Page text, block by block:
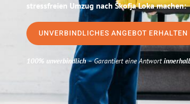
stressfreien Umzug nach Škofja Loka machen:
UNVERBINDLICHES ANGEBOT ERHALTEN
100% unverbindlich– Garantiert eine Antwort